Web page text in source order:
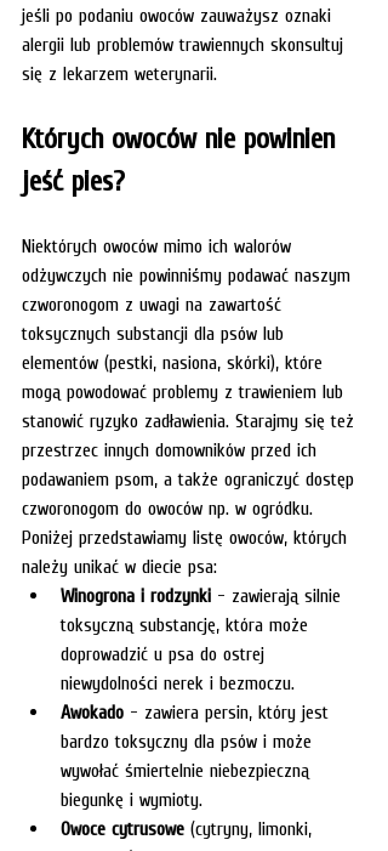
jeśli po podaniu owoców zauważysz oznaki
alergii lub problemów trawiennych skonsultuj
się z lekarzem weterynarii.
Których owoców nie powinien
jeść pies?
Niektórych owoców mimo ich walorów
odżywczych nie powinniśmy podawać naszym
czworonogom z uwagi na zawartość
toksycznych substancji dla psów lub
elementów (pestki, nasiona, skórki), które
mogą powodować problemy z trawieniem lub
stanowić ryzyko zadławienia. Starajmy się też
przestrzec innych domowników przed ich
podawaniem psom, a także ograniczyć dostęp
czworonogom do owoców np. w ogródku.
Poniżej przedstawiamy listę owoców, których
należy unikać w diecie psa:
Winogrona i rodzynki - zawierają silnie
toksyczną substancję, która może
doprowadzić u psa do ostrej
niewydolności nerek i bezmoczu.
Awokado - zawiera persin, który jest
bardzo toksyczny dla psów i może
wywołać śmiertelnie niebezpieczną
biegunkę i wymioty.
Owoce cytrusowe (cytryny, limonki,